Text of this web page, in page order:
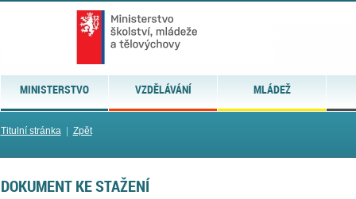
MINISTERSTVO VZDĚLÁVÁNÍ MLÁDEŽ
Titulní stránka| Zpět
DOKUMENT KE STAŽENÍ